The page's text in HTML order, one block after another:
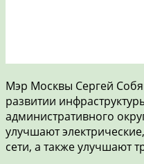
Мэр Москвы Сергей
развитии
административного
улучшают
сети, а также улучшают